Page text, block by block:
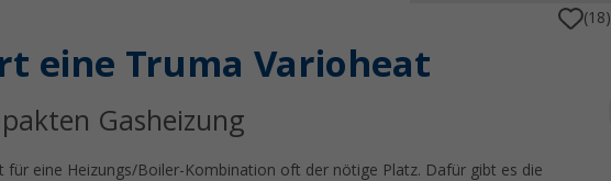
(18)
eine Truma Varioheat
Gasheizung
für eine Heizungs/Boiler-Kombination oft der nötige Platz. Dafür gibt es die